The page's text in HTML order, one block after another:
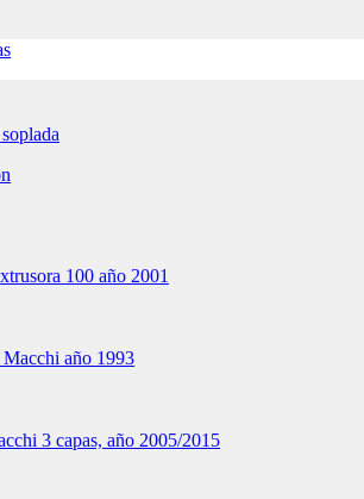
100 año 2001
año 1993
3 capas, año 2005/2015